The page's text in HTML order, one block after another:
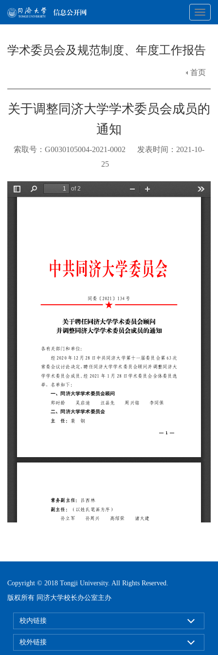
学术委员会及规范制度、年度工作报告
首页
关于调整同济大学学术委员会成员的
通知
索取号：G0030105004-2021-0002 发表时间：2021-10-
25
Copyright © 2018 Tongji University. All Rights Reserved.
版权所有 同济大学校长办公室主办